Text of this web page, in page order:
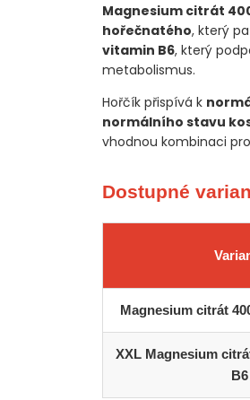
Magnesium citrát
hořečnatého, který
vitamin B6, který
metabolismus.
Hořčík přispívá k
normálního stavu
vhodnou kombinaci
Dostupné
Magnesium citrát
XXL Magnesium
B6